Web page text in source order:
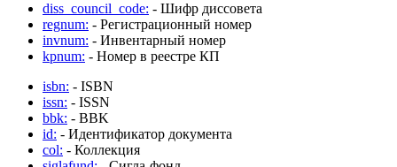
diss_council_code: - Шифр диссовета
regnum: - Регистрационный номер
invnum: - Инвентарный номер
kpnum: - Номер в реестре КП
isbn: - ISBN
issn: - ISSN
bbk: - BBK
id: - Идентификатор документа
col: - Коллекция